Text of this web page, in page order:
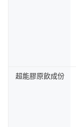
超能膠原飲成份